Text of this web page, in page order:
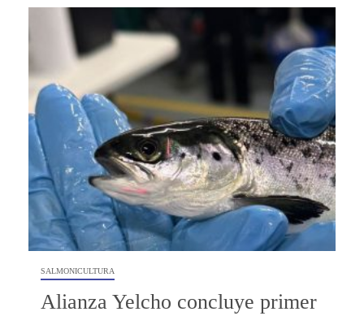
SALMONICULTURA
Alianza Yelcho concluye primer